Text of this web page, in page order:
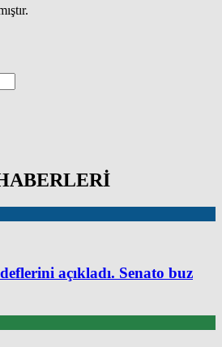
açıkladı. Senato buz